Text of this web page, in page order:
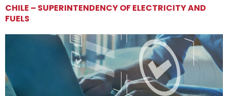
CHILE – SUPERINTENDENCY OF ELECTRICITY AND
FUELS